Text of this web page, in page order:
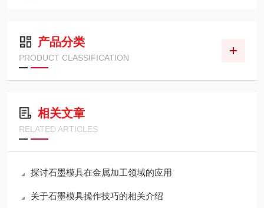
产品分类
PRODUCT CLASSIFICATION
相关文章
RELATED ARTICLES
探讨石墨模具在金属加工领域的应用
关于石墨模具操作技巧的相关介绍